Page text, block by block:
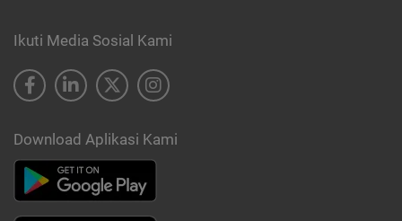
Ikuti Media Sosial Kami
Download Aplikasi Kami